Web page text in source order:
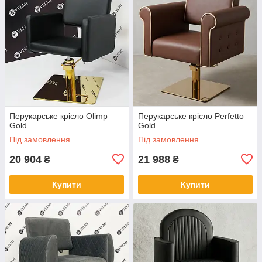
Перукарське крісло Olimp
Gold
Під замовлення
20 904 ₴
Купити
Перукарське крісло Perfetto
Gold
Під замовлення
21 988 ₴
Купити